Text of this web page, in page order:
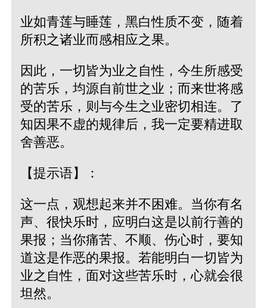
业如青莲与睡莲，黑白性质不变，随着
所积之诸业而感相应之果。
因此，一切皆为业之自性，今生所感受
的苦乐，均源自前世之业；而来世将感
受的苦乐，则与今生之业密切相连。了
知因果不虚的规律后，我一定要精进取
舍善恶。
【提示语】：
这一点，观想起来并不困难。当你有名
声、很快乐时，应明白这是以前行善的
果报；当你痛苦、不顺、伤心时，要知
道这是作恶的果报。若能明白一切皆为
业之自性，面对这些苦乐时，心就会很
坦然。